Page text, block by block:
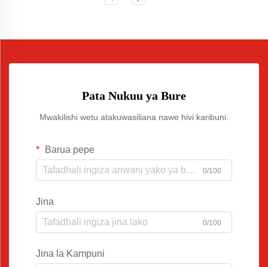
Pata Nukuu ya Bure
Mwakilishi wetu atakuwasiliana nawe hivi karibuni.
Barua pepe
0/100
Jina
0/100
Jina la Kampuni